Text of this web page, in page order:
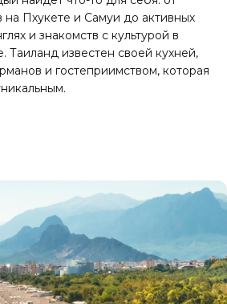
Пхукете и Самуи до активных
и знакомств с культурой в
Таиланд известен своей кухней,
и гостеприимством, которая